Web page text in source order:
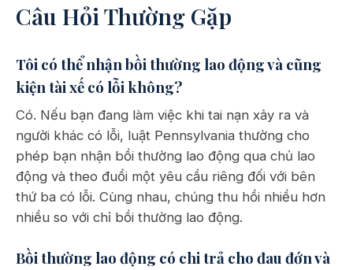
Câu Hỏi Thường Gặp
Tôi có thể nhận bồi thường lao động và cũng
kiện tài xế có lỗi không?
Có. Nếu bạn đang làm việc khi tai nạn xảy ra và
người khác có lỗi, luật Pennsylvania thường cho
phép bạn nhận bồi thường lao động qua chủ lao
động và theo đuổi một yêu cầu riêng đối với bên
thứ ba có lỗi. Cùng nhau, chúng thu hồi nhiều hơn
nhiều so với chỉ bồi thường lao động.
Bồi thường lao động có chi trả cho đau đớn và